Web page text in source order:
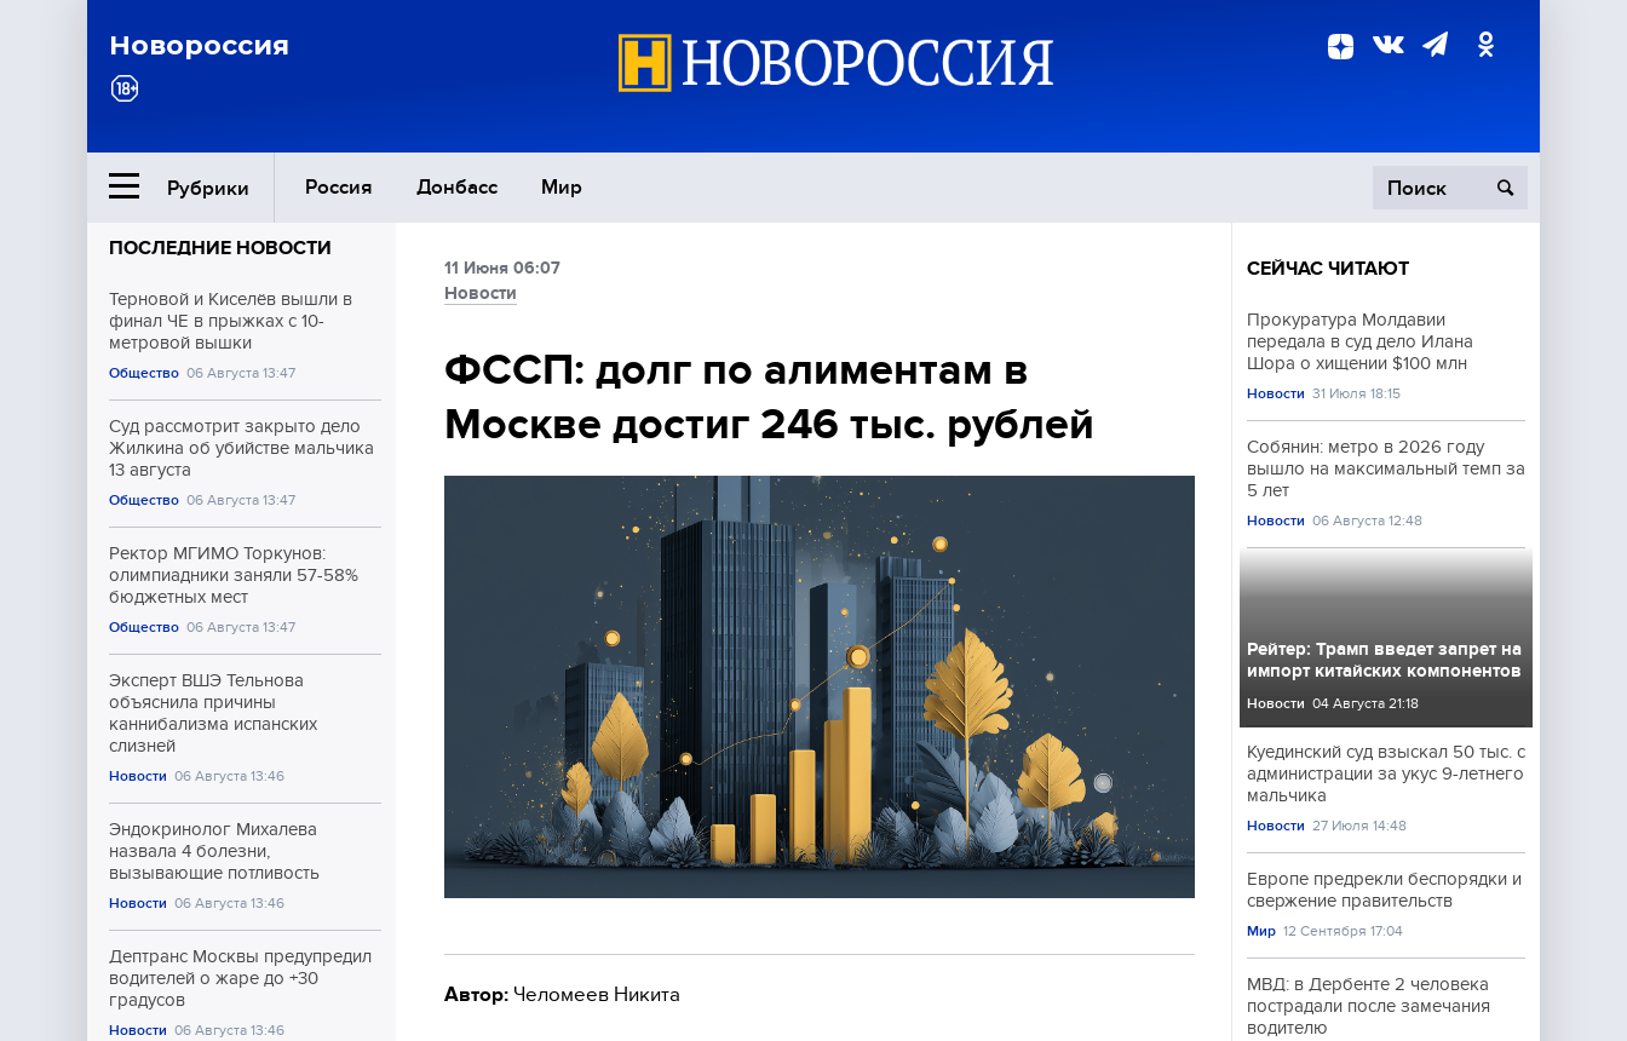
Новороссия
Рубрики Россия Донбасс Мир
Ближний Восток
Общество
Экономика
Происшествия
Культура
Спорт
ПОСЛЕДНИЕ НОВОСТИ
Терновой и Киселёв вышли в
финал ЧЕ в прыжках с 10-
метровой вышки
Общество 06 Августа 13:47
Суд рассмотрит закрыто дело
Жилкина об убийстве мальчика
13 августа
Общество 06 Августа 13:47
Ректор МГИМО Торкунов:
олимпиадники заняли 57-58%
бюджетных мест
Общество 06 Августа 13:47
Эксперт ВШЭ Тельнова
объяснила причины
каннибализма испанских
слизней
Новости 06 Августа 13:46
Эндокринолог Михалева
назвала 4 болезни,
вызывающие потливость
Новости 06 Августа 13:46
Дептранс Москвы предупредил
водителей о жаре до +30
градусов
Новости 06 Августа 13:46
11 Июня 06:07
Новости
ФССП: долг по алиментам в
Москве достиг 246 тыс. рублей
Автор: Челомеев Никита
СЕЙЧАС ЧИТАЮТ
Прокуратура Молдавии
передала в суд дело Илана
Шора о хищении $100 млн
Новости 31 Июля 18:15
Собянин: метро в 2026 году
вышло на максимальный темп за
5 лет
Новости 06 Августа 12:48
Рейтер: Трамп введет запрет на
импорт китайских компонентов
Новости 04 Августа 21:18
Куединский суд взыскал 50 тыс. с
администрации за укус 9-летнего
мальчика
Новости 27 Июля 14:48
Европе предрекли беспорядки и
свержение правительств
Мир 12 Сентября 17:04
МВД: в Дербенте 2 человека
пострадали после замечания
водителю